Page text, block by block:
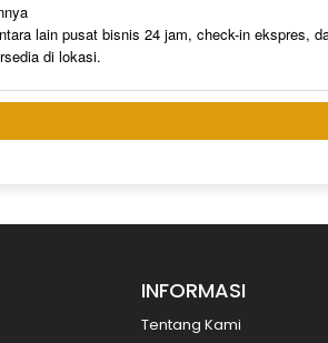
lain pusat bisnis 24 jam, check-in ekspres,
di lokasi.
INFORMASI
Tentang Kami